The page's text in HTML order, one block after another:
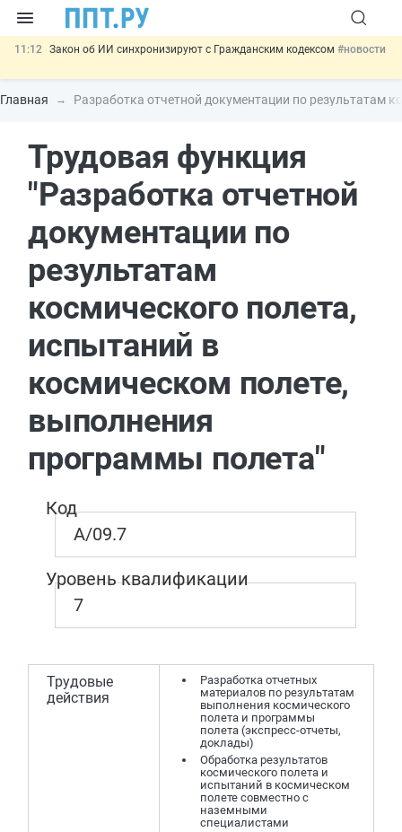
11:12 Закон об ИИ синхронизируют с Гражданским кодексом #новости
10:08 Договоры займа под залог жилья предложили заверять у
нотариуса
#новости
07.08
Подписан закон о блокировке продажи опасных товаров через
«Честный знак»#новости
07.08
Разработают единые критерии трудовых и ГПХ-
отношений#новости
Главная Разработка отчетной документации по результатам
Трудовая функция
"Разработка отчетной
документации по
результатам
космического полета,
испытаний в
космическом полете,
выполнения
программы полета"
Код
A/09.7
Уровень квалификации
7
Трудовые
действия
Разработка отчетных
материалов по результатам
выполнения космического
полета и программы
полета (экспресс-отчеты,
доклады)
Обработка результатов
космического полета и
испытаний в космическом
полете совместно с
наземными
специалистами